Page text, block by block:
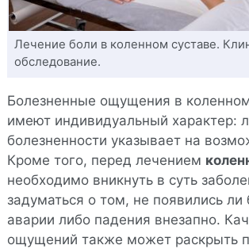
Лечение боли в коленном суставе.
обследование.
Болезненные ощущения в
имеют индивидуальный характер:
болезненности указывает на
Кроме того, перед лечением
необходимо вникнуть в суть
задуматься о том, не появились ли
аварии либо падения внезапно.
ощущений также может раскрыть